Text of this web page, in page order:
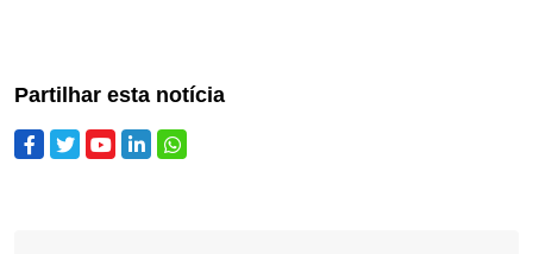
Partilhar esta notícia